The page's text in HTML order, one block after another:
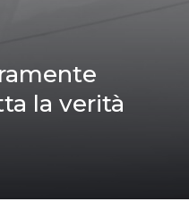
la verità